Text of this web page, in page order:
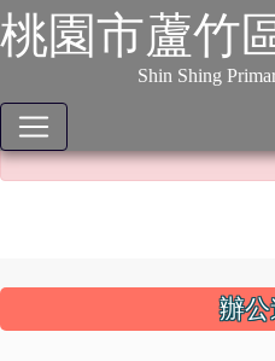
跳到主要內容
網站導覽
桃園市蘆竹
Shin Shing
本站消息 分月文章
本文已不開放！
本文已不開放！
辦